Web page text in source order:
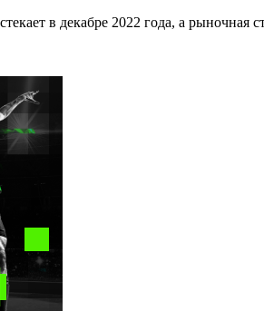
в декабре 2022 года, а рыночная